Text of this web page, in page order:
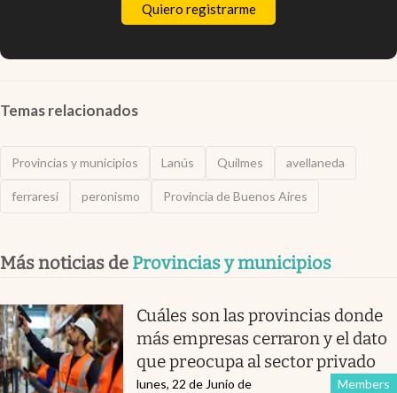
Quiero registrarme
Temas relacionados
Provincias y municipios Lanús Quilmes avellaneda
ferraresi peronismo Provincia de Buenos Aires
Más noticias de Provincias y municipios
Cuáles son las provincias donde
más empresas cerraron y el dato
que preocupa al sector privado
Members
lunes, 22 de Junio de